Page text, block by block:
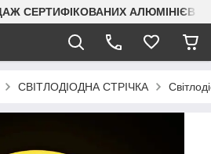
СЕРТИФІКОВАНИХ
СВІТЛОДІОДНА СТРІЧКА